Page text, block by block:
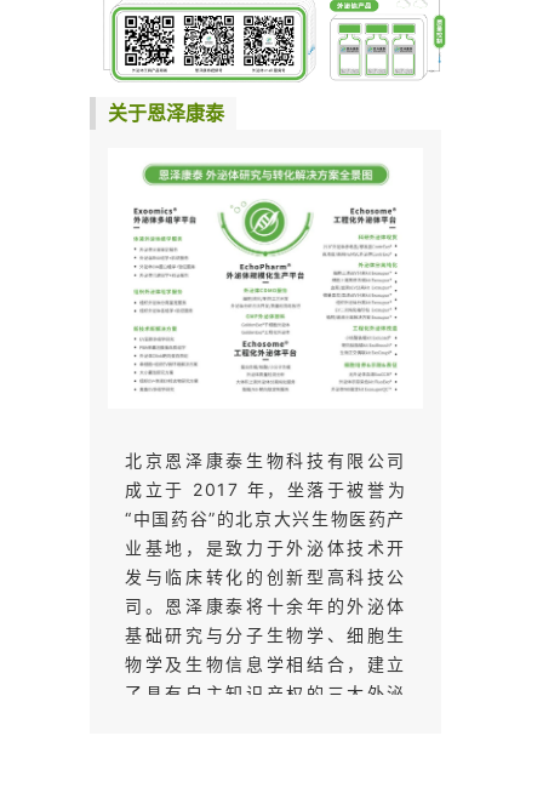
关于恩泽康泰
北京恩泽康泰生物科技有限公司
成立于 2017 年，坐落于被誉为
“中国药谷”的北京大兴生物医药产
业基地，是致力于外泌体技术开
发与临床转化的创新型高科技公
司。恩泽康泰将十余年的外泌体
基础研究与分子生物学、细胞生
物学及生物信息学相结合，建立
了具有自主知识产权的三大外泌